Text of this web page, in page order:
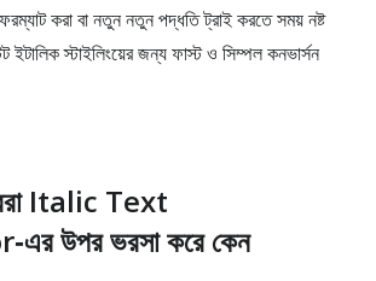
করা বা নতুন নতুন পদ্ধতি ট্রাই করতে সময় নষ্ট
ইটালিক স্টাইলিংয়ের জন্য ফাস্ট ও সিম্পল কনভার্সন
Italic Text
উপর ভরসা করে কেন